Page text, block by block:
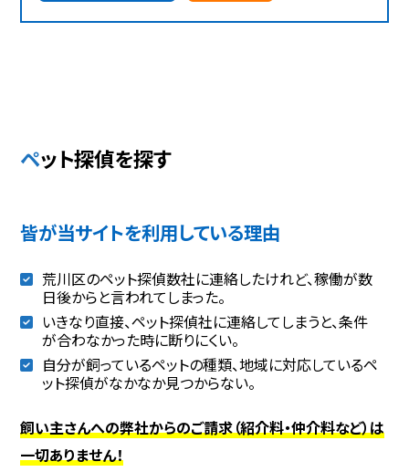
ペット探偵を探す
皆が当サイトを利用している理由
荒川区のペット探偵数社に連絡したけれど、稼働が数
日後からと言われてしまった。
いきなり直接、ペット探偵社に連絡してしまうと、条件
が合わなかった時に断りにくい。
自分が飼っているペットの種類、地域に対応しているペ
ット探偵がなかなか見つからない。
飼い主さんへの弊社からのご請求（紹介料・仲介料など）は
一切ありません！